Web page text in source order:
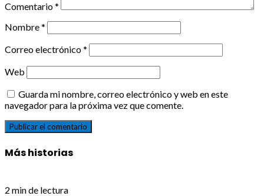
Comentario*
Nombre*
Correo electrónico*
Web
Guarda mi nombre, correo electrónico y web en este
navegador para la próxima vez que comente.
Más historias
2 min de lectura